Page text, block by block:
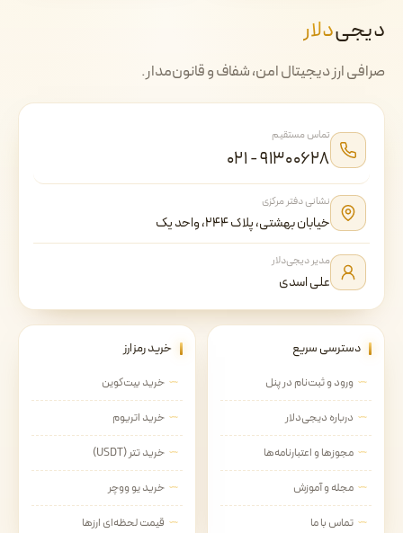
دیجی‌دلار
صرافی ارز دیجیتال امن، شفاف و قانون‌مدار.
تماس مستقیم
۰۲۱ - ۹۱۳۰۰۶۲۸
نشانی دفتر مرکزی
خیابان بهشتی، پلاک ۲۴۴، واحد یک
مدیر دیجی‌دلار
علی اسدی
دسترسی سریع
ورود و ثبت‌نام در پنل
درباره دیجی‌دلار
مجوزها و اعتبارنامه‌ها
مجله و آموزش
تماس با ما
خرید رمزارز
خرید بیت‌کوین
خرید اتریوم
خرید تتر (USDT)
خرید یو ووچر
قیمت لحظه‌ای ارزها